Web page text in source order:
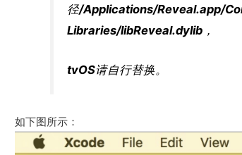
径/Applications/Reveal.app/
Libraries/libReveal.dylib ，
tvOS请自行替换。
如下图所示：